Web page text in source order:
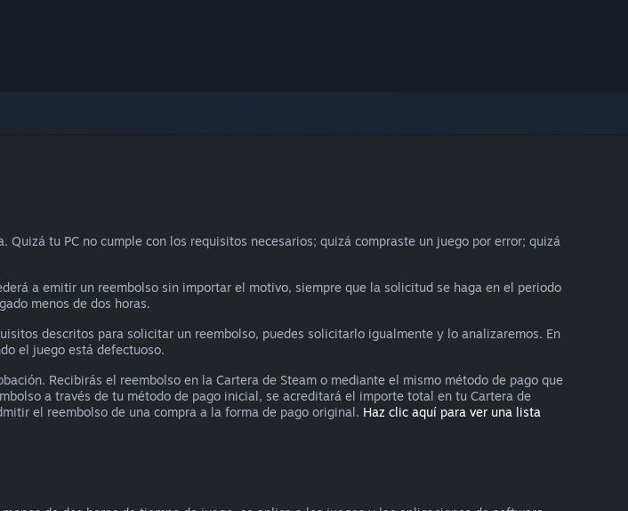
tu PC no cumple con los requisitos necesarios; quizá compraste un juego por error; quizá
a emitir un reembolso sin importar el motivo, siempre que la solicitud se haga en el periodo
menos de dos horas.
descritos para solicitar un reembolso, puedes solicitarlo igualmente y lo analizaremos. En
el juego está defectuoso.
Recibirás el reembolso en la Cartera de Steam o mediante el mismo método de pago que
a través de tu método de pago inicial, se acreditará el importe total en tu Cartera de
el reembolso de una compra a la forma de pago original. Haz clic aquí para ver una lista